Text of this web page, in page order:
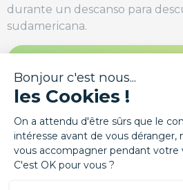
durante un descanso para
sudamericana.